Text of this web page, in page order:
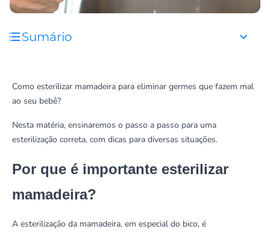
Sumário
Como esterilizar mamadeira para eliminar germes que fazem mal
ao seu bebê?
Nesta matéria, ensinaremos o passo a passo para uma
esterilização correta, com dicas para diversas situações.
Por que é importante esterilizar
mamadeira?
A esterilização da mamadeira, em especial do bico, é